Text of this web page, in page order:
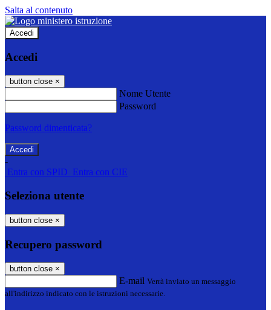
Salta al contenuto
Accedi
Accedi
button close ×
Nome Utente
Password
Password dimenticata?
-
Entra con SPID Entra con CIE
Seleziona utente
button close ×
Recupero password
button close ×
E-mail Verrà inviato un messaggio
all'indirizzo indicato con le istruzioni necessarie.